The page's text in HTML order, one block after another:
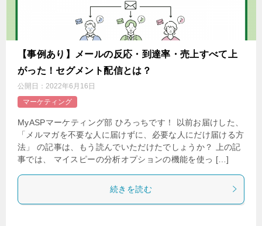
【事例あり】メールの反応・到達率・売上すべて上
がった！セグメント配信とは？
公開日： 2022年6月16日
マーケティング
MyASPマーケティング部 ひろっちです！ 以前お届けした、
「メルマガを不要な人に届けずに、必要な人にだけ届ける方
法」 の記事は、もう読んでいただけたでしょうか？ 上の記
事では、 マイスピーの分析オプションの機能を使っ […]
続きを読む